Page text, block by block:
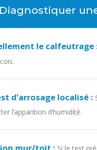
Diagnostiquer
le calfeutrage
d’arrosage localisé :
l’apparition d’humidité.